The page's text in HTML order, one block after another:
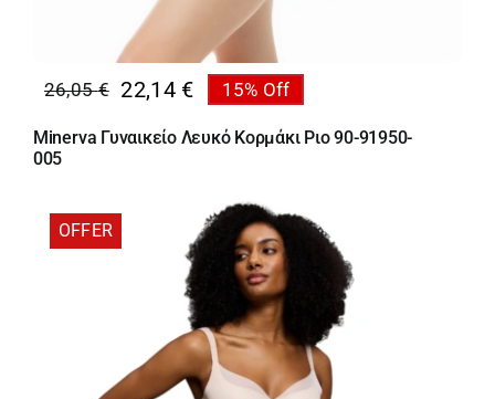
26,05€
Original
price
was:
22,14 €
Η
τρέχουσα
τιμή
22,14 €.
15% Off
Minerva Γυναικείο Λευκό Κορμάκι Ριο 90-91950-
005
OFFER